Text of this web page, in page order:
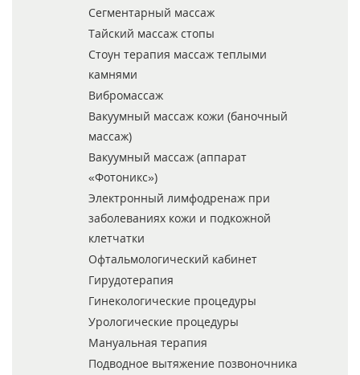
Сегментарный массаж
Тайский массаж стопы
Стоун терапия массаж теплыми
камнями
Вибромассаж
Вакуумный массаж кожи (баночный
массаж)
Вакуумный массаж (аппарат
«Фотоникс»)
Электронный лимфодренаж при
заболеваниях кожи и подкожной
клетчатки
Офтальмологический кабинет
Гирудотерапия
Гинекологические процедуры
Урологические процедуры
Мануальная терапия
Подводное вытяжение позвоночника